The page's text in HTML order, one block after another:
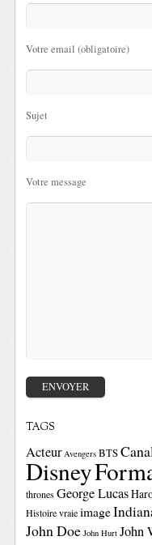
Votre email (obligatoire)
Sujet
Votre message
TAGS
Acteur Avengers BTS
Disney
thrones George Lucas
Histoire vraie image
John Doe John Hurt John